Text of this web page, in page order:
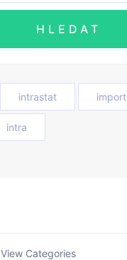
intrastat import
intra
View Categories